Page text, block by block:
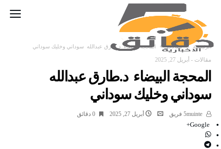
‫الرئيسية‬ مقالات المحجة البيضاء د.طارق عبدالله سوداني وخليك سوداني
مقالات - أبريل 27, 2025
المحجة البيضاء د.طارق عبدالله
سوداني وخليك سوداني
أبريل 27, 2025 0 ‫دقائق‬
Google+